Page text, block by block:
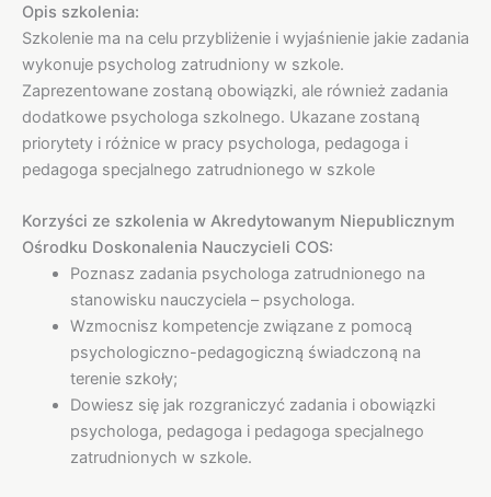
Opis szkolenia:
Szkolenie ma na celu przybliżenie i wyjaśnienie jakie zadania
wykonuje psycholog zatrudniony w szkole.
Zaprezentowane zostaną obowiązki, ale również zadania
dodatkowe psychologa szkolnego. Ukazane zostaną
priorytety i różnice w pracy psychologa, pedagoga i
pedagoga specjalnego zatrudnionego w szkole
Korzyści ze szkolenia w Akredytowanym Niepublicznym
Ośrodku Doskonalenia Nauczycieli COS:
Poznasz zadania psychologa zatrudnionego na
stanowisku nauczyciela – psychologa.
Wzmocnisz kompetencje związane z pomocą
psychologiczno-pedagogiczną świadczoną na
terenie szkoły;
Dowiesz się jak rozgraniczyć zadania i obowiązki
psychologa, pedagoga i pedagoga specjalnego
zatrudnionych w szkole.